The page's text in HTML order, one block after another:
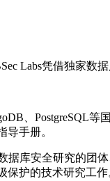
Labs凭借独家数
、PostgreSQL
手册。
据库安全研究的
护的技术研究工作